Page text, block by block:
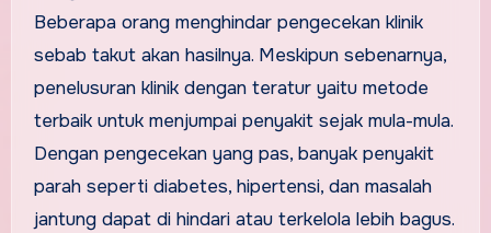
Beberapa orang menghindar pengecekan klinik
sebab takut akan hasilnya. Meskipun sebenarnya,
penelusuran klinik dengan teratur yaitu metode
terbaik untuk menjumpai penyakit sejak mula-mula.
Dengan pengecekan yang pas, banyak penyakit
parah seperti diabetes, hipertensi, dan masalah
jantung dapat di hindari atau terkelola lebih bagus.